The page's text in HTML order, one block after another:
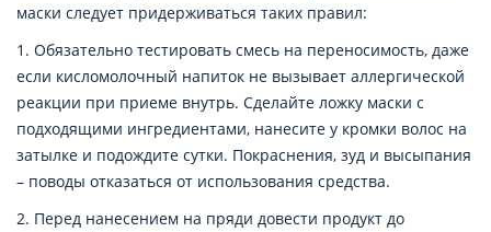
маски следует придерживаться таких правил:
1. Обязательно тестировать смесь на переносимость, даже
если кисломолочный напиток не вызывает аллергической
реакции при приеме внутрь. Сделайте ложку маски с
подходящими ингредиентами, нанесите у кромки волос на
затылке и подождите сутки. Покраснения, зуд и высыпания
– поводы отказаться от использования средства.
2. Перед нанесением на пряди довести продукт до